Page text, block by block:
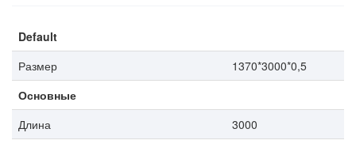
Default
Размер
1370*3000*0,5
Основные
Длина
3000